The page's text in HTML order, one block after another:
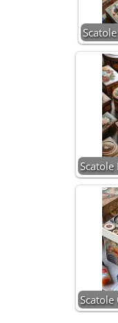
Scatole
Scatole